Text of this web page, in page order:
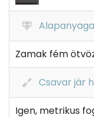
Alapanyaga
Zamak fém
Csavar jár
Igen, metrikus